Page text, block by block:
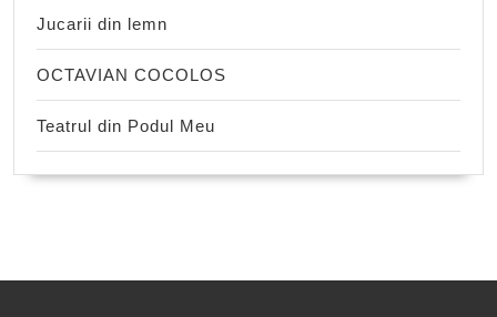
Jucarii din lemn
OCTAVIAN COCOLOS
Teatrul din Podul Meu